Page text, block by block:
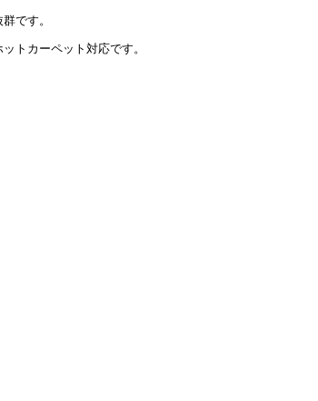
です。
トカーペット対応です。